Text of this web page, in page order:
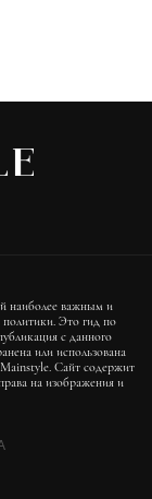
наиболее важным и
Это гид по
с данного
или использована
Сайт содержит
на изображения и